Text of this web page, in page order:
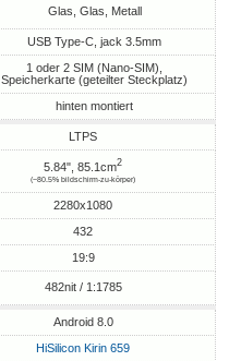
Glas, Glas, Metall
USB Type-C, jack 3.5mm
1 oder 2 SIM (Nano-SIM),
Speicherkarte (geteilter Steckplatz)
hinten montiert
LTPS
5.84", 85.1cm2
(~80.5% bildschirm-zu-körper)
2280x1080
432
19:9
482nit / 1:1785
Android 8.0
HiSilicon Kirin 659